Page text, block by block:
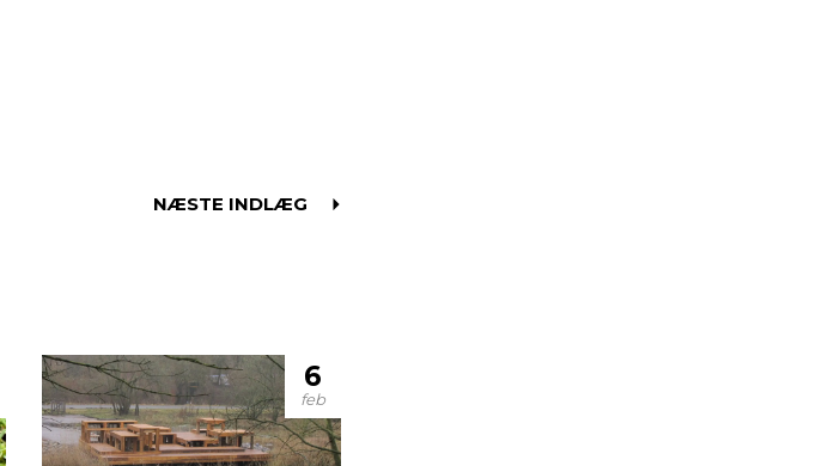
NÆSTE INDLÆG
6
feb